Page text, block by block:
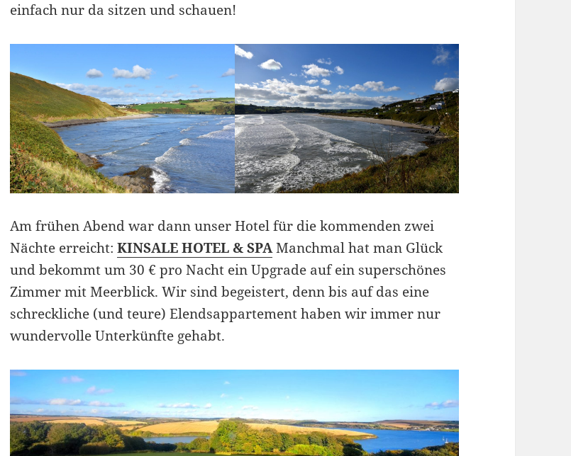
einfach nur da sitzen und schauen!
Am frühen Abend war dann unser Hotel für die kommenden zwei
Nächte erreicht:KINSALE HOTEL & SPAManchmal hat man Glück
und bekommt um 30 € pro Nacht ein Upgrade auf ein superschönes
Zimmer mit Meerblick. Wir sind begeistert, denn bis auf das eine
schreckliche (und teure) Elendsappartement haben wir immer nur
wundervolle Unterkünfte gehabt.